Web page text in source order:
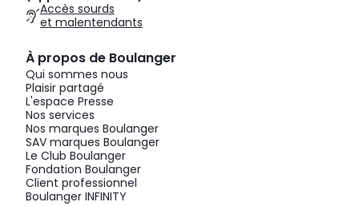
Accès sourds
et malentendants
À propos de Boulanger
Qui sommes nous
Plaisir partagé
L'espace Presse
Nos services
Nos marques Boulanger
SAV marques Boulanger
Le Club Boulanger
Fondation Boulanger
Client professionnel
Boulanger INFINITY